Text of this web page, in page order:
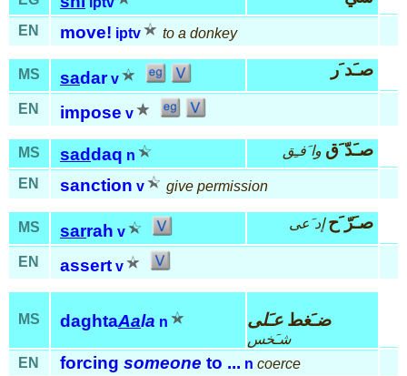
EN move! iptv to a donkey
MS sadar v صـَد َر
EN impose v
MS saddaq n صـَدّ َق وا َفـِق
EN sanction v give permission
MS sarrah v صـَرّ َح إد َعى
EN assert v
MS daghtaAala n ضـَغطعـَلى
شـَخس
EN
forcing someone to ... n coerce